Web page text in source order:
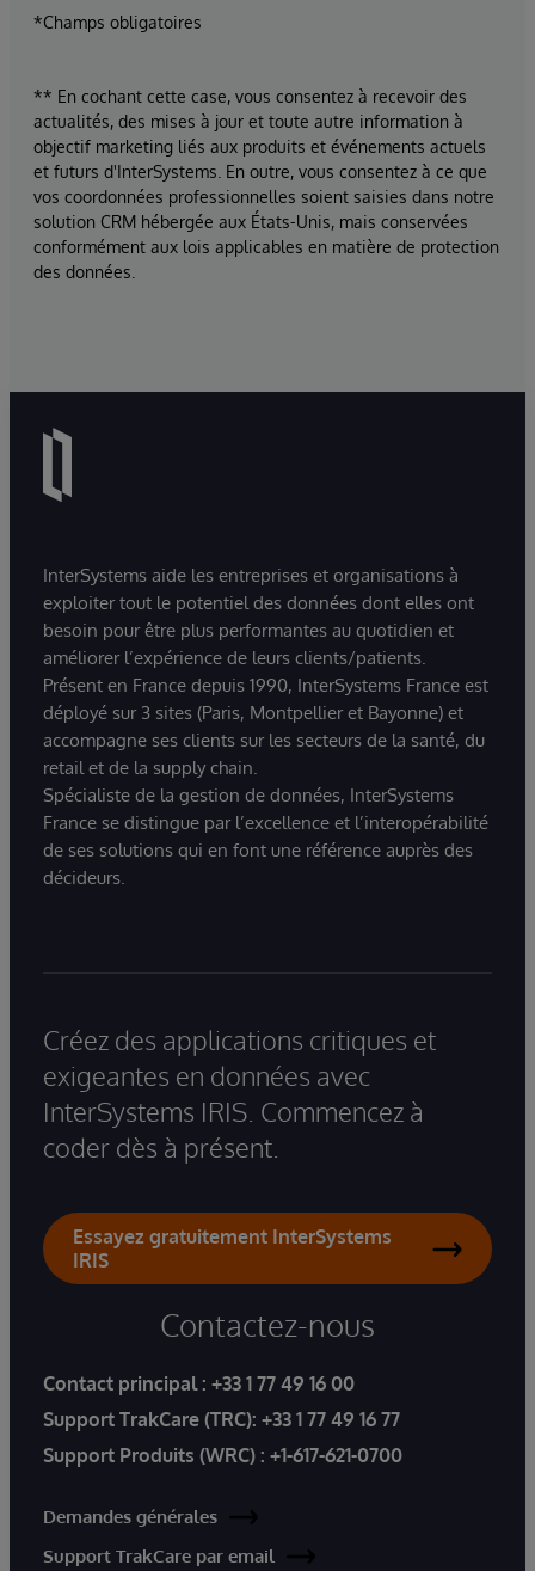
*Champs obligatoires
** En cochant cette case, vous consentez à recevoir des
actualités, des mises à jour et toute autre information à
objectif marketing liés aux produits et événements actuels
et futurs d'InterSystems. En outre, vous consentez à ce que
vos coordonnées professionnelles soient saisies dans notre
solution CRM hébergée aux États-Unis, mais conservées
conformément aux lois applicables en matière de protection
des données.
InterSystems aide les entreprises et organisations à
exploiter tout le potentiel des données dont elles ont
besoin pour être plus performantes au quotidien et
améliorer l’expérience de leurs clients/patients.
Présent en France depuis 1990, InterSystems France est
déployé sur 3 sites (Paris, Montpellier et Bayonne) et
accompagne ses clients sur les secteurs de la santé, du
retail et de la supply chain.
Spécialiste de la gestion de données, InterSystems
France se distingue par l’excellence et l’interopérabilité
de ses solutions qui en font une référence auprès des
décideurs.
Créez des applications critiques et
exigeantes en données avec
InterSystems IRIS. Commencez à
coder dès à présent.
Essayez gratuitement InterSystems
IRIS
Contactez-nous
Contact principal : +33 1 77 49 16 00
Support TrakCare (TRC): +33 1 77 49 16 77
Support Produits (WRC) : +1-617-621-0700
Demandes générales
Support TrakCare par email